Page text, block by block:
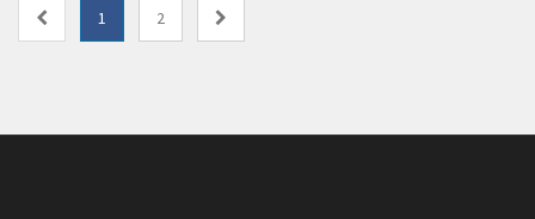
1 2